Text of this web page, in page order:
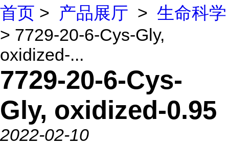
首页 > 产品展厅 > 生命科学
> 7729-20-6-Cys-Gly,
oxidized-...
7729-20-6-Cys-
Gly, oxidized-0.95
2022-02-10